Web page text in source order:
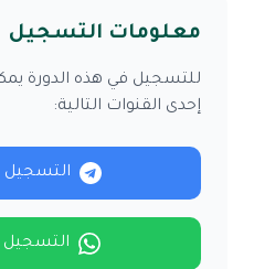
معلومات التسجيل
للتسجيل في هذه الدورة
إحدى القنوات التالية:
التسجيل
التسجيل